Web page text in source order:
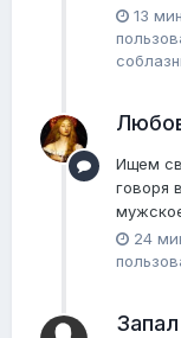
13
Ищем
говоря
24